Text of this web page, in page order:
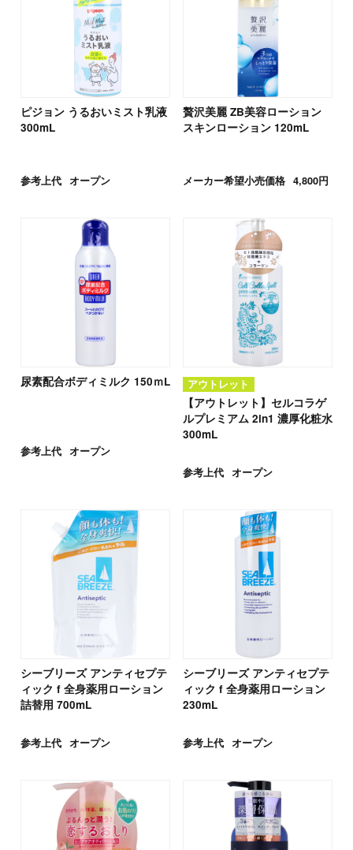
ピジョン うるおいミスト乳液
300mL
参考上代 オープン
贅沢美麗 ZB美容ローション
スキンローション 120mL
メーカー希望小売価格 4,800円
尿素配合ボディミルク 150ｍL
参考上代 オープン
アウトレット
【アウトレット】セルコラゲ
ルプレミアム 2in1 濃厚化粧水
300mL
参考上代 オープン
シーブリーズ アンティセプテ
ィック f 全身薬用ローション
詰替用 700mL
参考上代 オープン
シーブリーズ アンティセプテ
ィック f 全身薬用ローション
230mL
参考上代 オープン